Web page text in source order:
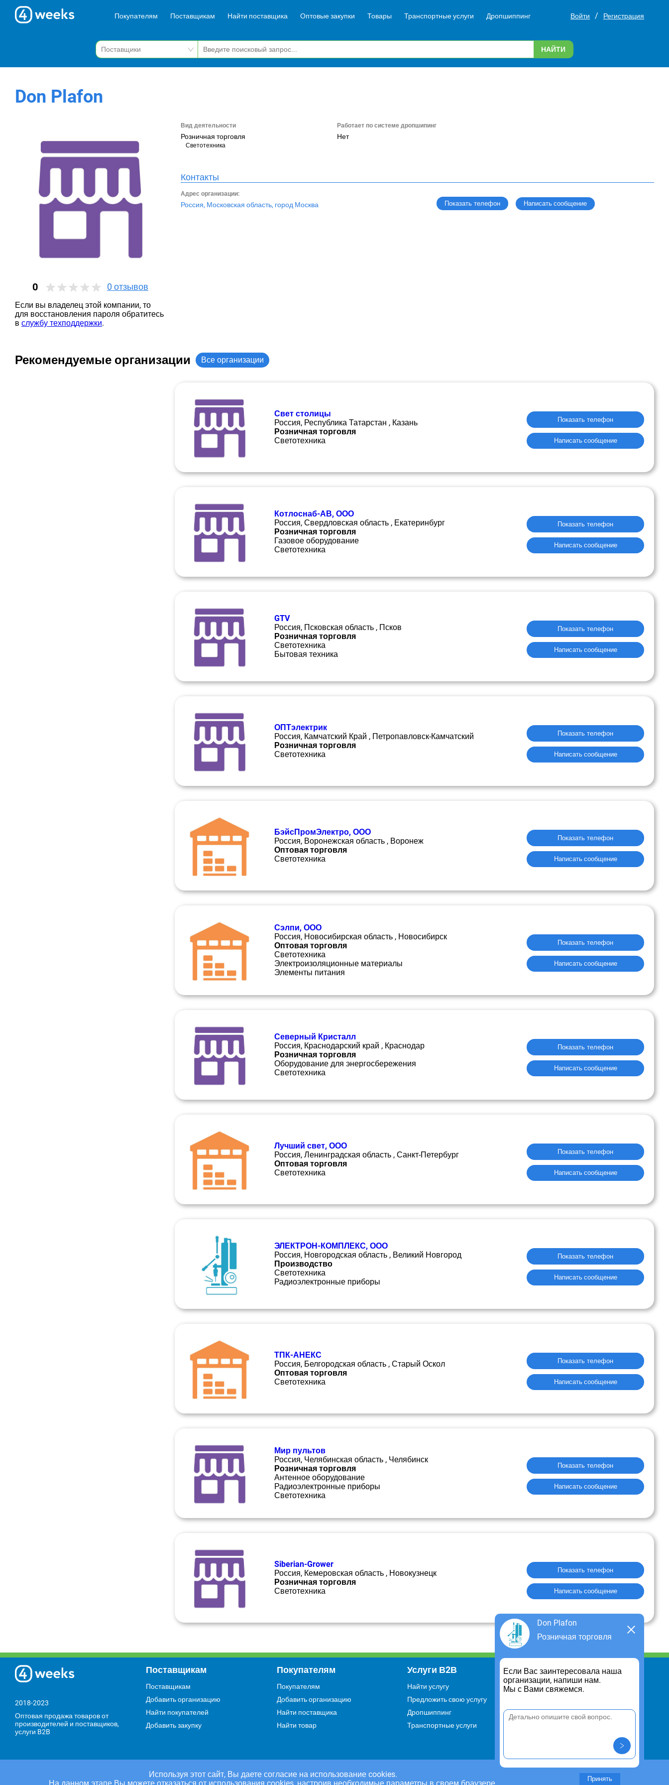
Покупателям Поставщикам Найти поставщика Оптовые закупки Товары Транспортные услуги Дропшиппинг Войти / Регистрация
НАЙТИ
Don Plafon
0 0 отзывов
Если вы владелец этой компании, то
для восстановления пароля обратитесь
в службу техподдержки.
Вид деятельности
Розничная торговля
Светотехника
Работает по системе дропшипинг
Нет
Контакты
Адрес организации:
Россия, Московская область, город Москва Показать телефон Написать сообщение
Рекомендуемые организации Все организации
Свет столицы
Россия, Республика Татарстан , Казань
Розничная торговля
Светотехника
Показать телефон
Написать сообщение
Котлоснаб-АВ, ООО
Россия, Свердловская область , Екатеринбург
Розничная торговля
Газовое оборудование
Светотехника
Показать телефон
Написать сообщение
GTV
Россия, Псковская область , Псков
Розничная торговля
Светотехника
Бытовая техника
Показать телефон
Написать сообщение
ОПТэлектрик
Россия, Камчатский Край , Петропавловск-Камчатский
Розничная торговля
Светотехника
Показать телефон
Написать сообщение
БэйсПромЭлектро, ООО
Россия, Воронежская область , Воронеж
Оптовая торговля
Светотехника
Показать телефон
Написать сообщение
Сэлпи, ООО
Россия, Новосибирская область , Новосибирск
Оптовая торговля
Светотехника
Электроизоляционные материалы
Элементы питания
Показать телефон
Написать сообщение
Северный Кристалл
Россия, Краснодарский край , Краснодар
Розничная торговля
Оборудование для энергосбережения
Светотехника
Показать телефон
Написать сообщение
Лучший свет, ООО
Россия, Ленинградская область , Санкт-Петербург
Оптовая торговля
Светотехника
Показать телефон
Написать сообщение
ЭЛЕКТРОН-КОМПЛЕКС, ООО
Россия, Новгородская область , Великий Новгород
Производство
Светотехника
Радиоэлектронные приборы
Показать телефон
Написать сообщение
ТПК-АНЕКС
Россия, Белгородская область , Старый Оскол
Оптовая торговля
Светотехника
Показать телефон
Написать сообщение
Мир пультов
Россия, Челябинская область , Челябинск
Розничная торговля
Антенное оборудование
Радиоэлектронные приборы
Светотехника
Показать телефон
Написать сообщение
Siberian-Grower
Россия, Кемеровская область , Новокузнецк
Розничная торговля
Светотехника
Показать телефон
Написать сообщение
Don Plafon
Розничная торговля
Если Вас заинтересовала наша
организации, напиши нам.
Мы с Вами свяжемся.
Используя этот сайт, Вы даете согласие на использование cookies.
На данном этапе Вы можете отказаться от использования cookies, настроив необходимые параметры в своем браузере.
Принять
2018-2023
Оптовая продажа товаров от
производителей и поставщиков,
услуги B2B
Поставщикам
Поставщикам
Добавить организацию
Найти покупателей
Добавить закупку
Покупателям
Покупателям
Добавить организацию
Найти поставщика
Найти товар
Услуги В2В
Найти услугу
Предложить свою услугу
Дропшиппинг
Транспортные услуги
Информация
Для чего существует портал
Правило cookie
предложение